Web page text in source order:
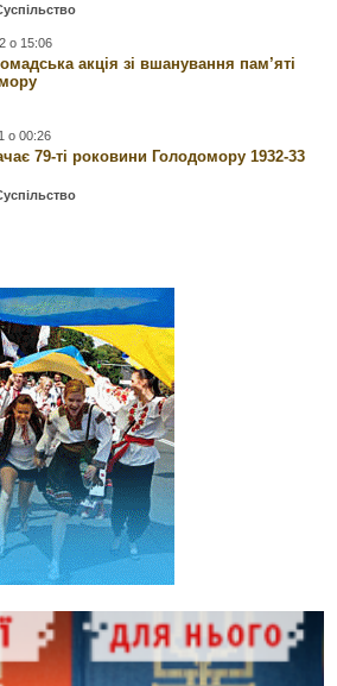
о 15:06
акція зі вшанування пам’яті
о 00:26
79-ті роковини Голодомору 1932-33